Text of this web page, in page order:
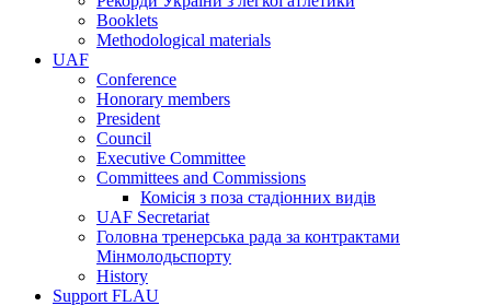
Booklets
Methodological materials
UAF
Conference
Honorary members
President
Council
Executive Committee
Committees and Commissions
Комісія з поза стадіонних видів
UAF Secretariat
Головна тренерська рада за контрактами
Мінмолодьспорту
History
Support FLAU